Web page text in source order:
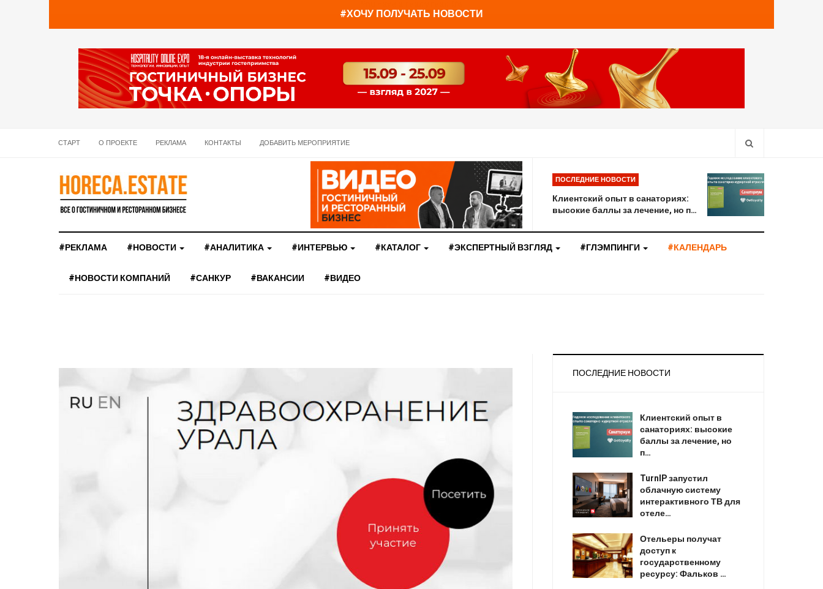
#ХОЧУ ПОЛУЧАТЬ НОВОСТИ
СТАРТ О ПРОЕКТЕ РЕКЛАМА КОНТАКТЫ ДОБАВИТЬ МЕРОПРИЯТИЕ
ПОСЛЕДНИЕ НОВОСТИ
Клиентский опыт в санаториях:
высокие баллы за лечение, но п…
#РЕКЛАМА #НОВОСТИ #АНАЛИТИКА #ИНТЕРВЬЮ #КАТАЛОГ #ЭКСПЕРТНЫЙ ВЗГЛЯД #ГЛЭМПИНГИ #КАЛЕНДАРЬ
#НОВОСТИ КОМПАНИЙ #САНКУР #ВАКАНСИИ #ВИДЕО
ПОСЛЕДНИЕ НОВОСТИ
Клиентский опыт в
санаториях: высокие
баллы за лечение, но
п…
TurnIP запустил
облачную систему
интерактивного ТВ для
отеле…
Отельеры получат
доступ к
государственному
ресурсу: Фальков …